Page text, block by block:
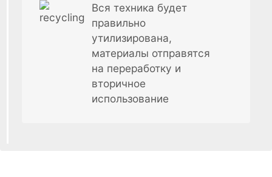
Вся техника будет
правильно
утилизирована,
материалы отправятся
на переработку и
вторичное
использование